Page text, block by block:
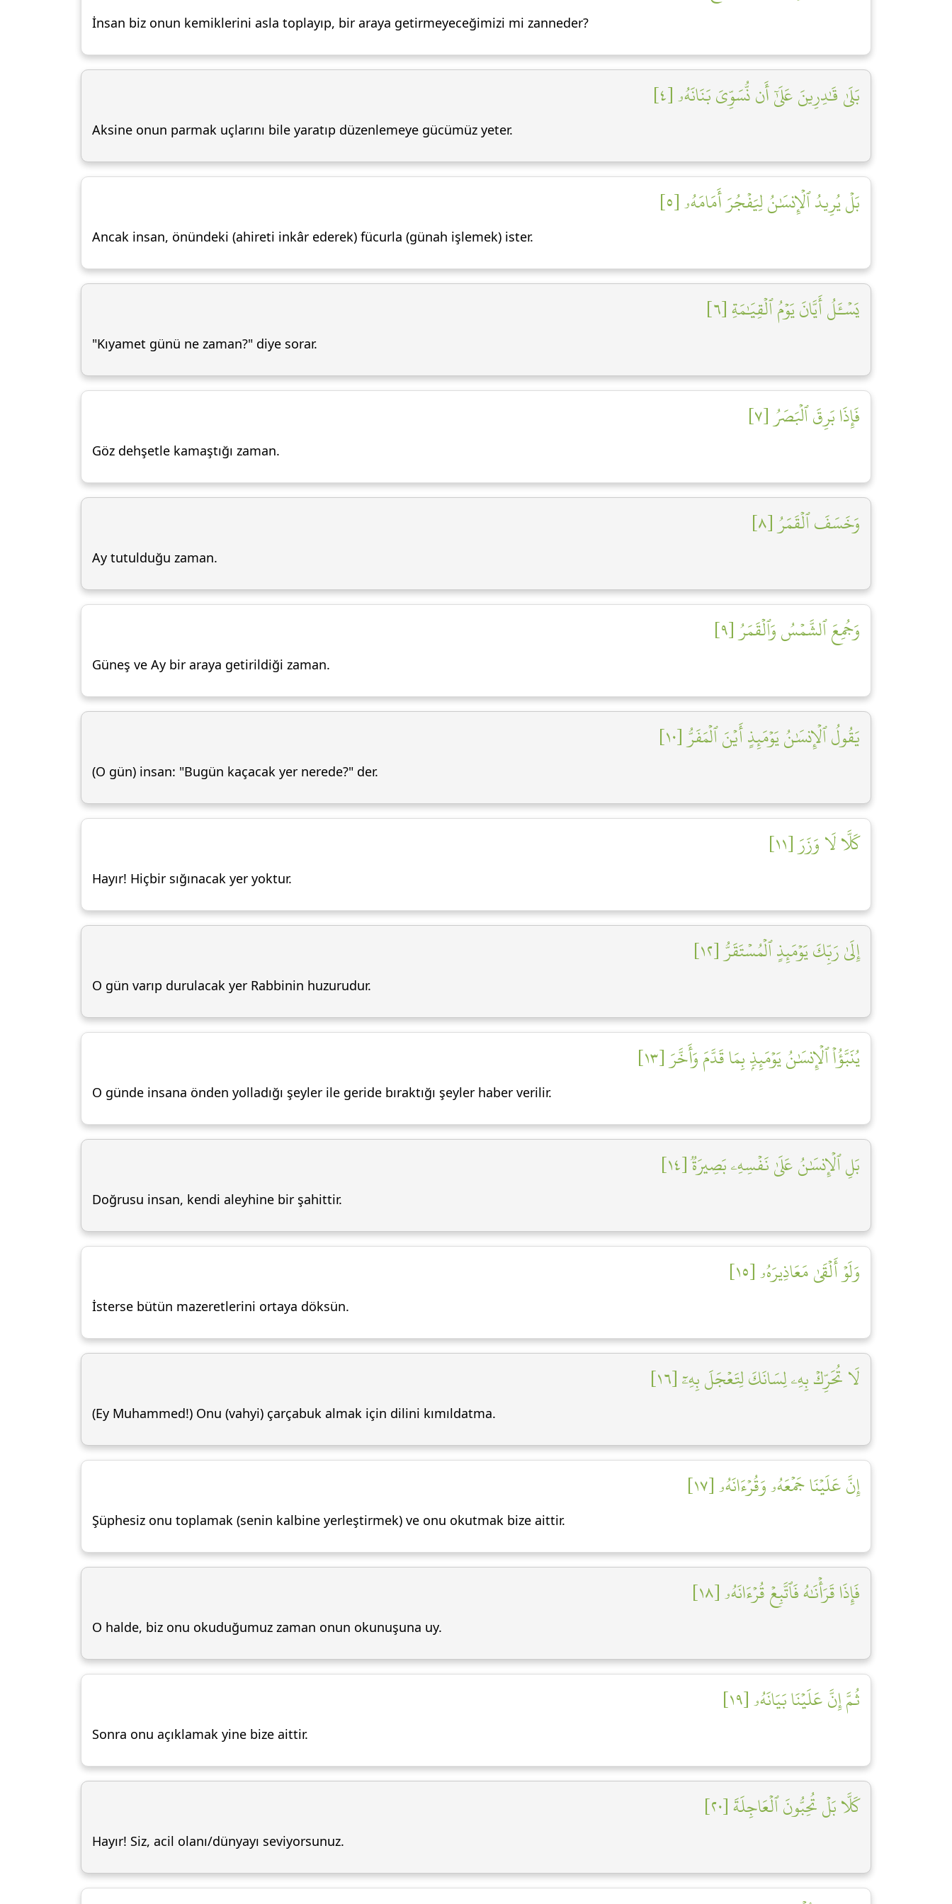
İnsan biz onun kemiklerini asla toplayıp, bir araya getirmeyeceğimizi mi zanneder?
بَلَىٰ قَٰدِرِينَ عَلَىٰٓ أَن نُّسَوِّيَ بَنَانَهُۥ [٤]
Aksine onun parmak uçlarını bile yaratıp düzenlemeye gücümüz yeter.
بَلۡ يُرِيدُ ٱلۡإِنسَٰنُ لِيَفۡجُرَ أَمَامَهُۥ [٥]
Ancak insan, önündeki (ahireti inkâr ederek) fücurla (günah işlemek) ister.
يَسۡـَٔلُ أَيَّانَ يَوۡمُ ٱلۡقِيَٰمَةِ [٦]
"Kıyamet günü ne zaman?" diye sorar.
فَإِذَا بَرِقَ ٱلۡبَصَرُ [٧]
Göz dehşetle kamaştığı zaman.
وَخَسَفَ ٱلۡقَمَرُ [٨]
Ay tutulduğu zaman.
وَجُمِعَ ٱلشَّمۡسُ وَٱلۡقَمَرُ [٩]
Güneş ve Ay bir araya getirildiği zaman.
يَقُولُ ٱلۡإِنسَٰنُ يَوۡمَئِذٍ أَيۡنَ ٱلۡمَفَرُّ [١٠]
(O gün) insan: "Bugün kaçacak yer nerede?" der.
كَلَّا لَا وَزَرَ [١١]
Hayır! Hiçbir sığınacak yer yoktur.
إِلَىٰ رَبِّكَ يَوۡمَئِذٍ ٱلۡمُسۡتَقَرُّ [١٢]
O gün varıp durulacak yer Rabbinin huzurudur.
يُنَبَّؤُاْ ٱلۡإِنسَٰنُ يَوۡمَئِذِۭ بِمَا قَدَّمَ وَأَخَّرَ [١٣]
O günde insana önden yolladığı şeyler ile geride bıraktığı şeyler haber verilir.
بَلِ ٱلۡإِنسَٰنُ عَلَىٰ نَفۡسِهِۦ بَصِيرَةٞ [١٤]
Doğrusu insan, kendi aleyhine bir şahittir.
وَلَوۡ أَلۡقَىٰ مَعَاذِيرَهُۥ [١٥]
İsterse bütün mazeretlerini ortaya döksün.
لَا تُحَرِّكۡ بِهِۦ لِسَانَكَ لِتَعۡجَلَ بِهِۦٓ [١٦]
(Ey Muhammed!) Onu (vahyi) çarçabuk almak için dilini kımıldatma.
إِنَّ عَلَيۡنَا جَمۡعَهُۥ وَقُرۡءَانَهُۥ [١٧]
Şüphesiz onu toplamak (senin kalbine yerleştirmek) ve onu okutmak bize aittir.
فَإِذَا قَرَأۡنَٰهُ فَٱتَّبِعۡ قُرۡءَانَهُۥ [١٨]
O halde, biz onu okuduğumuz zaman onun okunuşuna uy.
ثُمَّ إِنَّ عَلَيۡنَا بَيَانَهُۥ [١٩]
Sonra onu açıklamak yine bize aittir.
كَلَّا بَلۡ تُحِبُّونَ ٱلۡعَاجِلَةَ [٢٠]
Hayır! Siz, acil olanı/dünyayı seviyorsunuz.